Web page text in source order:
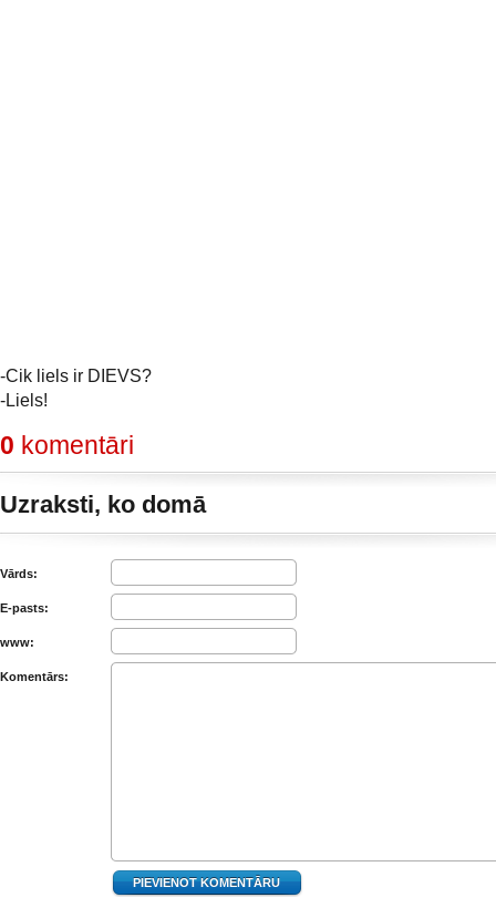
-Cik liels ir DIEVS?
-Liels!
0 komentāri
Uzraksti, ko domā
Vārds:
E-pasts:
www:
Komentārs: